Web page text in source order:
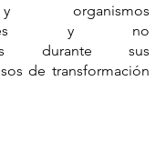
organismos
y no
durante sus
de transformación